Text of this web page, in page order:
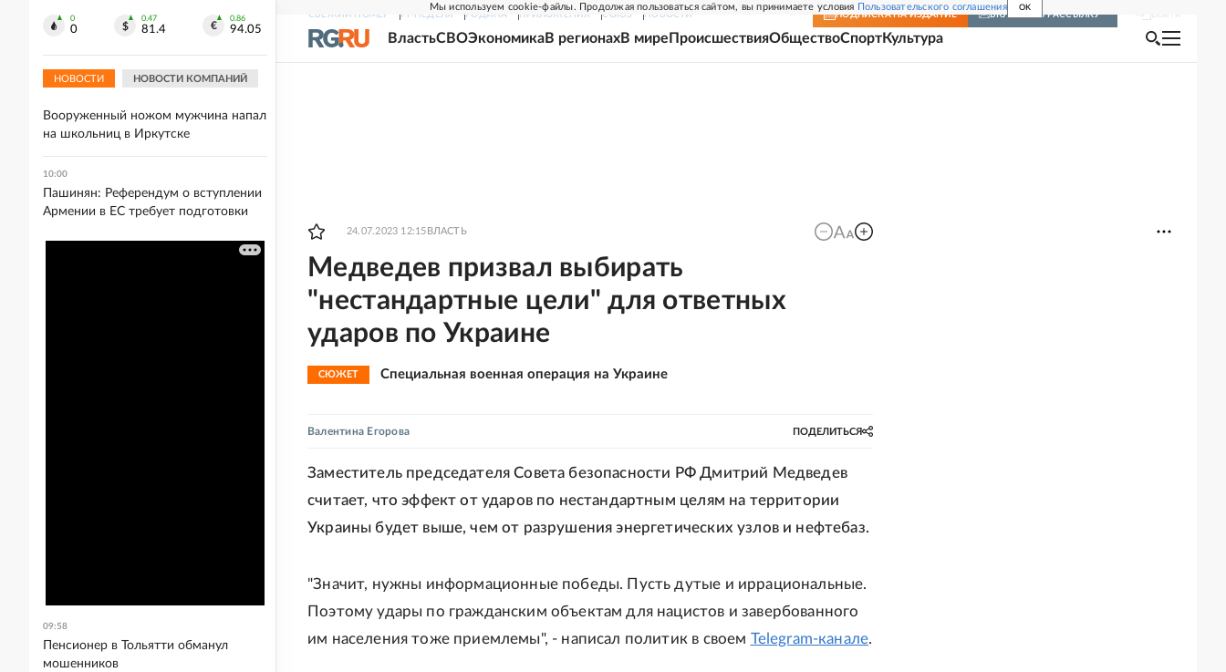
Мы используем cookie-файлы. Продолжая пользоваться сайтом, вы принимаете условия Пользовательского соглашения OK
СВЕЖИЙ НОМЕР РГ-НЕДЕЛЯ РОДИНА ПРИЛОЖЕНИЯ СОЮЗ НОВОСТИ ПОДПИСКА НА ИЗДАНИЕ ВКЛЮЧИТЬ РАССЫЛКУ
ВластьСВОЭкономикаВ регионахВ мире ПроисшествияОбществоСпортКультура
24.07.2023 12:15 ВЛАСТЬ
Медведев призвал выбирать
"нестандартные цели" для ответных
ударов по Украине
СЮЖЕТ Специальная военная операция на Украине
Валентина Егорова ПОДЕЛИТЬСЯ
Заместитель председателя Совета безопасности РФ Дмитрий Медведев
считает, что эффект от ударов по нестандартным целям на территории
Украины будет выше, чем от разрушения энергетических узлов и нефтебаз.
"Значит, нужны информационные победы. Пусть дутые и иррациональные.
Поэтому удары по гражданским объектам для нацистов и завербованного
им населения тоже приемлемы", - написал политик в своем Telegram-канале.
0
0
0.47
81.4
0.86
94.05
НОВОСТИ НОВОСТИ КОМПАНИЙ
Мема: ЕС должен вернуть России
Вооруженный ножом мужчина напал
на школьниц в Иркутске
10:00
Пашинян: Референдум о вступлении
Армении в ЕС требует подготовки
09:58
Пенсионер в Тольятти обманул
мошенников